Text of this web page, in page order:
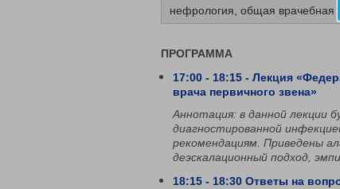
нефрология, общая врачебная
ПРОГРАММА
17:00 - 18:15 - Лекция
врача первичного звена»
Аннотация: в данной лекции
диагностированной
рекомендациям. Приведены
деэскалационный подход,
­­­18:15 - 18:30 Ответы на